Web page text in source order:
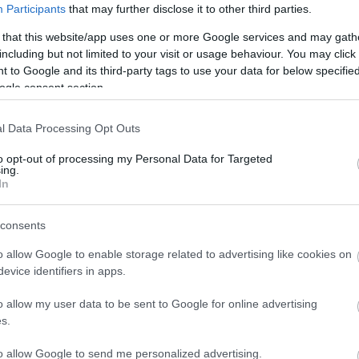
Participants that may further disclose it to other third parties.
that this website/app uses one or more Google services and may
but not limited to your visit or usage behaviour. You may
to Google and its third-party tags to use your data for below
consent section.
Data Processing Opt Outs
opt-out of processing my Personal Data for Targeted
allow Google to enable storage related to advertising like cookies on
identifiers in apps.
allow my user data to be sent to Google for online advertising
allow Google to send me personalized advertising.
kriminalistične policije PU Celje prisotni tudi
Ogled kraja dejanja še poteka.
v ozadju spor zaradi zemljišča. Več informacij